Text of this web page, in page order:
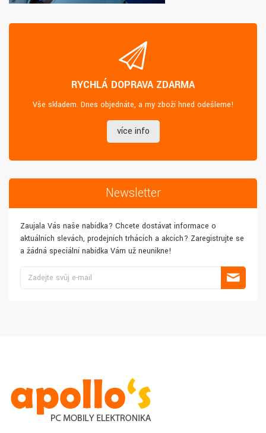
RYCHLÁ DOPRAVA ZDARMA
Vše skladem. Dnes objednáte, a my zboží hned odešleme!
více info
Newsletter
Zaujala Vás naše nabídka? Chcete dostávat informace o
aktuálních slevách, prodejních trhácích a akcích? Zaregistrujte se
a žádná speciální nabídka Vám už neunikne!